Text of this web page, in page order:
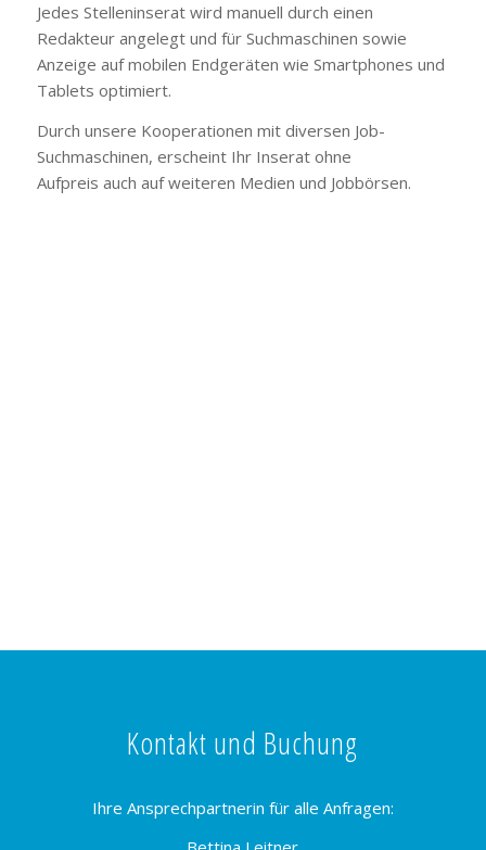
Jedes Stelleninserat wird manuell durch einen
Redakteur angelegt und für Suchmaschinen sowie
Anzeige auf mobilen Endgeräten wie Smartphones und
Tablets optimiert.
Durch unsere Kooperationen mit diversen Job-
Suchmaschinen, erscheint Ihr Inserat ohne
Aufpreis auch auf weiteren Medien und Jobbörsen.
Kontakt und Buchung
Ihre Ansprechpartnerin für alle Anfragen: